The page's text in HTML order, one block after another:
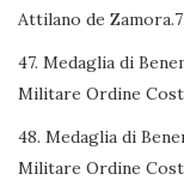
Attilano de
47. Medaglia di
Militare Ordine
48. Medaglia di
Militare Ordine